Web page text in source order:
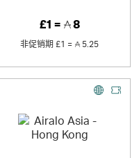
£1 = 8
非促销期 £1 = 5.25